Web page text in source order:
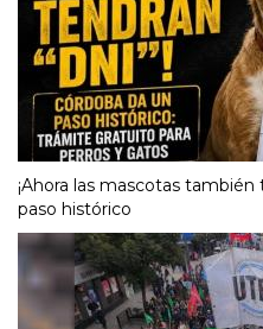
¡Ahora las mascotas
paso histórico